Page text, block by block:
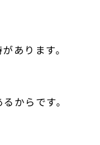
あります。
からです。